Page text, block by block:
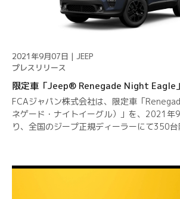
2021年9月07日 | JEEP
プレスリリース
限定車「Jeep® Renegade Night Eagle
FCAジャパン株式会社は、限定車「
ネゲード・ナイトイーグル）」を、2021年
り、全国のジープ正規ディーラーにて350台